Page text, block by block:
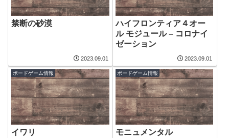
禁断の砂漠
2023.09.01
ハイフロンティア４オー
ル モジュール – コロナイ
ゼーション
2023.09.01
ボードゲーム情報
イワリ
ボードゲーム情報
モニュメンタル